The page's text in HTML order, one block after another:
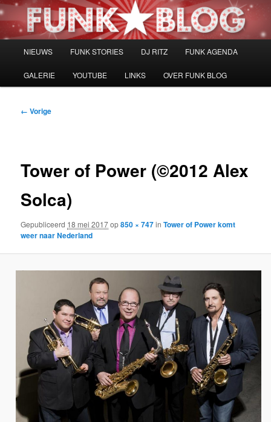
Spring
naar
NIEUWS FUNK STORIES DJ RITZ FUNK AGENDA
GALERIE YOUTUBE LINKS OVER FUNK BLOG
Afbeeldingsnavigatie
← Vorige
Tower of Power (©2012 Alex
Solca)
Gepubliceerd 18 mei 2017op850 × 747inTower of Power komt
weer naar Nederland